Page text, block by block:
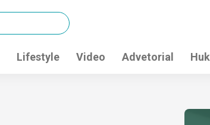
Lifestyle Video Advetorial